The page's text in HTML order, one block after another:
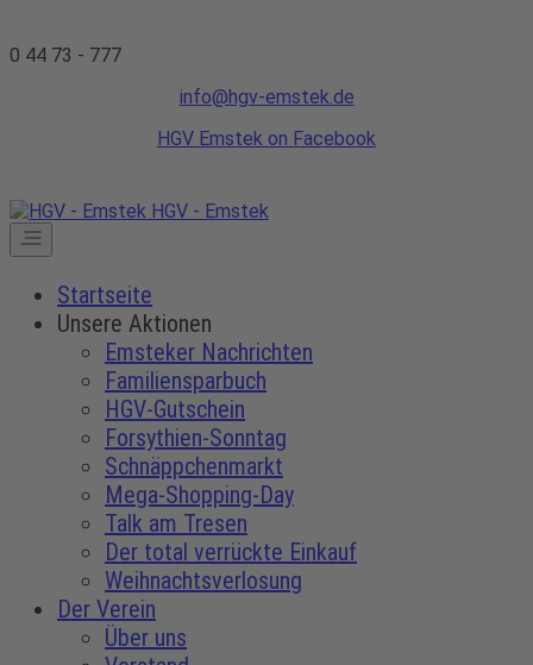
0 44 73 - 777
info@hgv-emstek.de
HGV Emstek on Facebook
HGV - Emstek
Startseite
Unsere Aktionen
Emsteker Nachrichten
Familiensparbuch
HGV-Gutschein
Forsythien-Sonntag
Schnäppchenmarkt
Mega-Shopping-Day
Talk am Tresen
Der total verrückte Einkauf
Weihnachtsverlosung
Der Verein
Über uns